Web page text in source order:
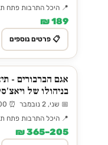
📍 היכל התרבות פתח
189 ₪
📋 פרטים נוספים
אגם הברבורים -
בניהולו של
📅 שני, 2 נובמבר ⏰ 20:00
📍 היכל התרבות פתח
205–365 ₪